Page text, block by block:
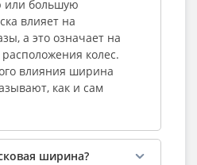
или большую
влияет на
а это означает на
колес.
влияния ширина
как и сам
ширина?